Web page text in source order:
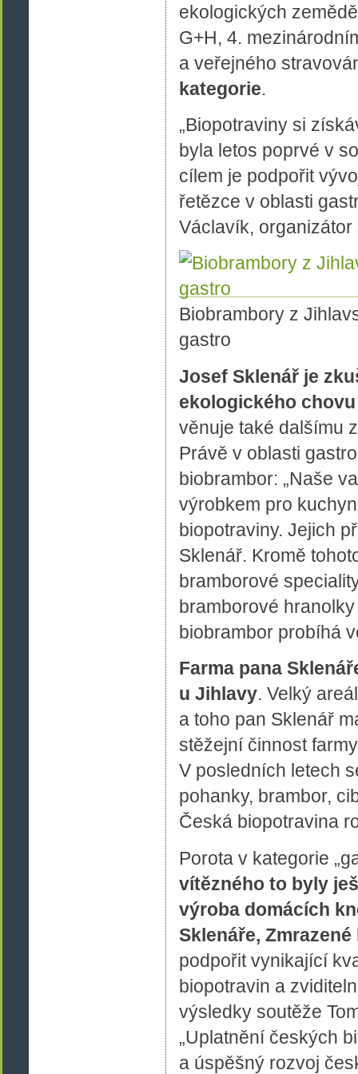
ekologických
G+H, 4.
a veřejného
kategorie.
„Biopotraviny si
byla letos poprvé v
cílem je podpořit
řetězce v oblasti
Václavík, organizátor
Biobrambory z
gastro
Josef Sklenář je
ekologického
věnuje také dalšímu
Právě v oblasti
biobrambor: „Naše
výrobkem pro
biopotraviny. Jejich
Sklenář. Kromě
bramborové
bramborové
biobrambor probíhá
Farma pana
u Jihlavy. Velký
a toho pan Sklenář
stěžejní činnost
V posledních letech
pohanky, brambor,
Česká biopotravina
Porota v kategorie
vítězného to byly
výroba domácích
Sklenáře,
podpořit vynikající
biopotravin a
výsledky soutěže
„Uplatnění českých
a úspěšný rozvoj